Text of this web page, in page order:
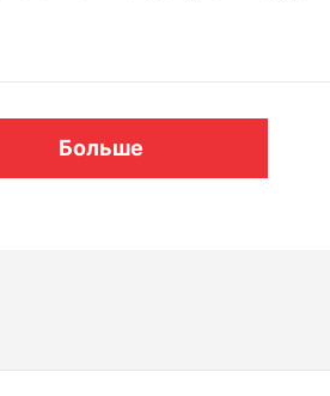
Больше